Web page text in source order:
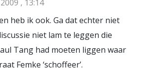
, 13:14
heb ik ook. Ga dat echter niet
niet lam te leggen die
Tang had moeten liggen waar
Femke ‘schoffeer’.